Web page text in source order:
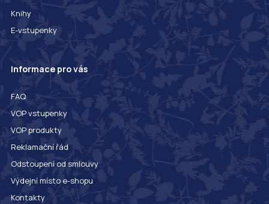
Knihy
E-vstupenky
Informace pro vás
FAQ
VOP vstupenky
VOP produkty
Reklamační řád
Odstoupení od smlouvy
Výdejní místo e-shopu
Kontakty